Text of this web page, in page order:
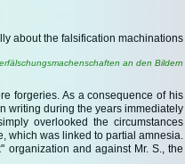
about the falsification machinations
an den Bildern
forgeries. As a consequence of his
writing during the years immediately
overlooked the circumstances
which was linked to partial amnesia.
organization and against Mr. S., the